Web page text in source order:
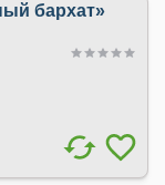
бархат»